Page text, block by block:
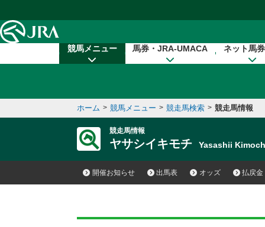
競馬メニュー 馬券・JRA-UMACA ネット馬
ホーム > 競馬メニュー > 競走馬検索 > 競走馬情報
競走馬情報
ヤサシイキモチ Yasashii
開催お知らせ 出馬表 オッズ 払戻金